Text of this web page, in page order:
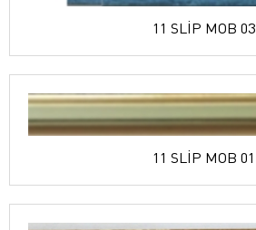
11 SLİP MOB 03
11 SLİP MOB 01